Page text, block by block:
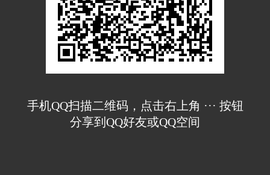
手机QQ扫描二维码，点击右上角 ··· 按钮
分享到QQ好友或QQ空间